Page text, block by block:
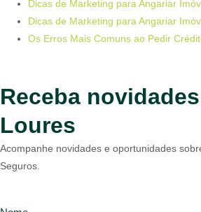
Dicas de Marketing para Angariar
Dicas de Marketing para Angariar
Os Erros Mais Comuns ao Pedir
Receba
Loures
Acompanhe novidades e oportunidades
Seguros.